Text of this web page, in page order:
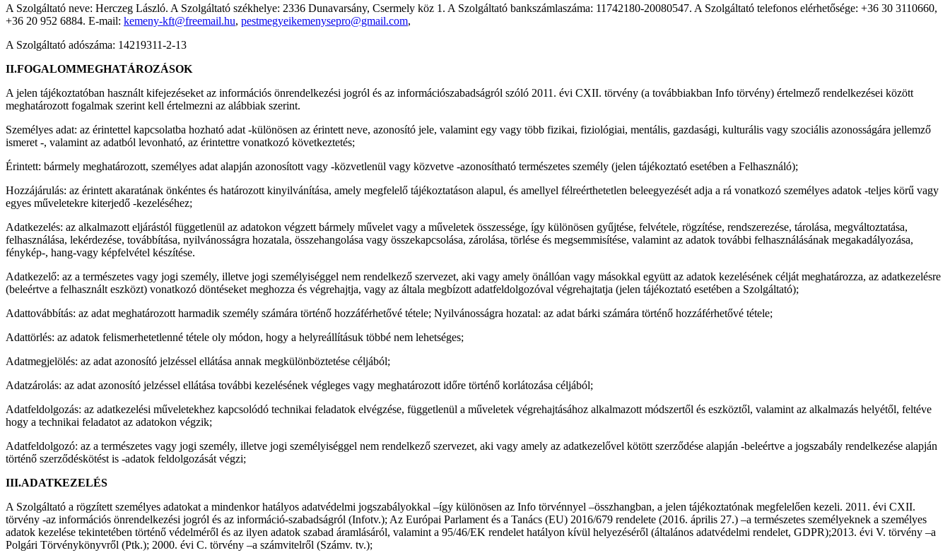
A Szolgáltató neve: Herczeg László. A Szolgáltató székhelye: 2336 Dunavarsány, Csermely köz 1. A Szolgáltató bankszámlaszáma: 11742180-20080547. A Szolgáltató telefonos elérhetősége: +36 30 3110660,
+36 20 952 6884. E-mail: kemeny-kft@freemail.hu, pestmegyeikemenysepro@gmail.com,
A Szolgáltató adószáma: 14219311-2-13
II.FOGALOMMEGHATÁROZÁSOK
A jelen tájékoztatóban használt kifejezéseket az információs önrendelkezési jogról és az információszabadságról szóló 2011. évi CXII. törvény (a továbbiakban Info törvény) értelmező rendelkezései között
meghatározott fogalmak szerint kell értelmezni az alábbiak szerint.
Személyes adat: az érintettel kapcsolatba hozható adat -különösen az érintett neve, azonosító jele, valamint egy vagy több fizikai, fiziológiai, mentális, gazdasági, kulturális vagy szociális azonosságára jellemző
ismeret -, valamint az adatból levonható, az érintettre vonatkozó következtetés;
Érintett: bármely meghatározott, személyes adat alapján azonosított vagy -közvetlenül vagy közvetve -azonosítható természetes személy (jelen tájékoztató esetében a Felhasználó);
Hozzájárulás: az érintett akaratának önkéntes és határozott kinyilvánítása, amely megfelelő tájékoztatáson alapul, és amellyel félreérthetetlen beleegyezését adja a rá vonatkozó személyes adatok -teljes körű vagy
egyes műveletekre kiterjedő -kezeléséhez;
Adatkezelés: az alkalmazott eljárástól függetlenül az adatokon végzett bármely művelet vagy a műveletek összessége, így különösen gyűjtése, felvétele, rögzítése, rendszerezése, tárolása, megváltoztatása,
felhasználása, lekérdezése, továbbítása, nyilvánosságra hozatala, összehangolása vagy összekapcsolása, zárolása, törlése és megsemmisítése, valamint az adatok további felhasználásának megakadályozása,
fénykép-, hang-vagy képfelvétel készítése.
Adatkezelő: az a természetes vagy jogi személy, illetve jogi személyiséggel nem rendelkező szervezet, aki vagy amely önállóan vagy másokkal együtt az adatok kezelésének célját meghatározza, az adatkezelésre
(beleértve a felhasznált eszközt) vonatkozó döntéseket meghozza és végrehajtja, vagy az általa megbízott adatfeldolgozóval végrehajtatja (jelen tájékoztató esetében a Szolgáltató);
Adattovábbítás: az adat meghatározott harmadik személy számára történő hozzáférhetővé tétele; Nyilvánosságra hozatal: az adat bárki számára történő hozzáférhetővé tétele;
Adattörlés: az adatok felismerhetetlenné tétele oly módon, hogy a helyreállításuk többé nem lehetséges;
Adatmegjelölés: az adat azonosító jelzéssel ellátása annak megkülönböztetése céljából;
Adatzárolás: az adat azonosító jelzéssel ellátása további kezelésének végleges vagy meghatározott időre történő korlátozása céljából;
Adatfeldolgozás: az adatkezelési műveletekhez kapcsolódó technikai feladatok elvégzése, függetlenül a műveletek végrehajtásához alkalmazott módszertől és eszköztől, valamint az alkalmazás helyétől, feltéve
hogy a technikai feladatot az adatokon végzik;
Adatfeldolgozó: az a természetes vagy jogi személy, illetve jogi személyiséggel nem rendelkező szervezet, aki vagy amely az adatkezelővel kötött szerződése alapján -beleértve a jogszabály rendelkezése alapján
történő szerződéskötést is -adatok feldolgozását végzi;
III.ADATKEZELÉS
A Szolgáltató a rögzített személyes adatokat a mindenkor hatályos adatvédelmi jogszabályokkal –így különösen az Info törvénnyel –összhangban, a jelen tájékoztatónak megfelelően kezeli. 2011. évi CXII.
törvény -az információs önrendelkezési jogról és az információ-szabadságról (Infotv.); Az Európai Parlament és a Tanács (EU) 2016/679 rendelete (2016. április 27.) –a természetes személyeknek a személyes
adatok kezelése tekintetében történő védelméről és az ilyen adatok szabad áramlásáról, valamint a 95/46/EK rendelet hatályon kívül helyezéséről (általános adatvédelmi rendelet, GDPR);2013. évi V. törvény –a
Polgári Törvénykönyvről (Ptk.); 2000. évi C. törvény –a számvitelről (Számv. tv.);